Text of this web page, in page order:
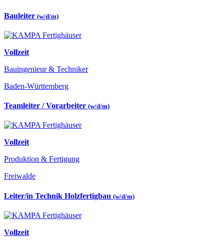
Bauleiter (w/d/m)
Vollzeit
Bauingenieur & Techniker
Baden-Württemberg
Teamleiter / Vorarbeiter (w/d/m)
Vollzeit
Produktion & Fertigung
Freiwalde
Leiter/in Technik Holzfertigbau (w/d/m)
Vollzeit